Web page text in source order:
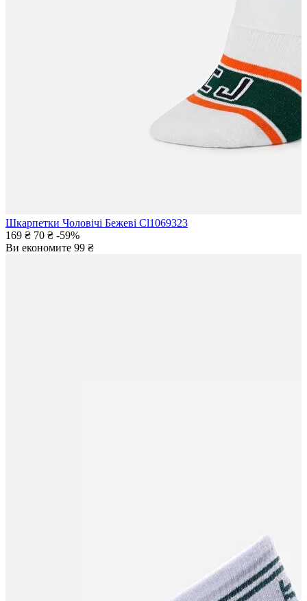
Шкарпетки Чоловічі Бежеві Cl1069323
169 ₴ 70 ₴ -59%
Ви економите 99 ₴